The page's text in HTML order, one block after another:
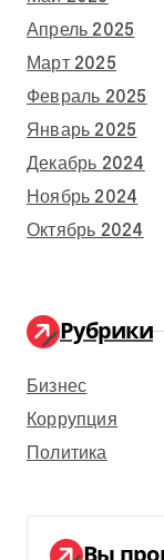
Апрель 2025
Март 2025
Февраль 2025
Январь 2025
Декабрь 2024
Ноябрь 2024
Октябрь 2024
Рубрики
Бизнес
Коррупция
Политика
Вы